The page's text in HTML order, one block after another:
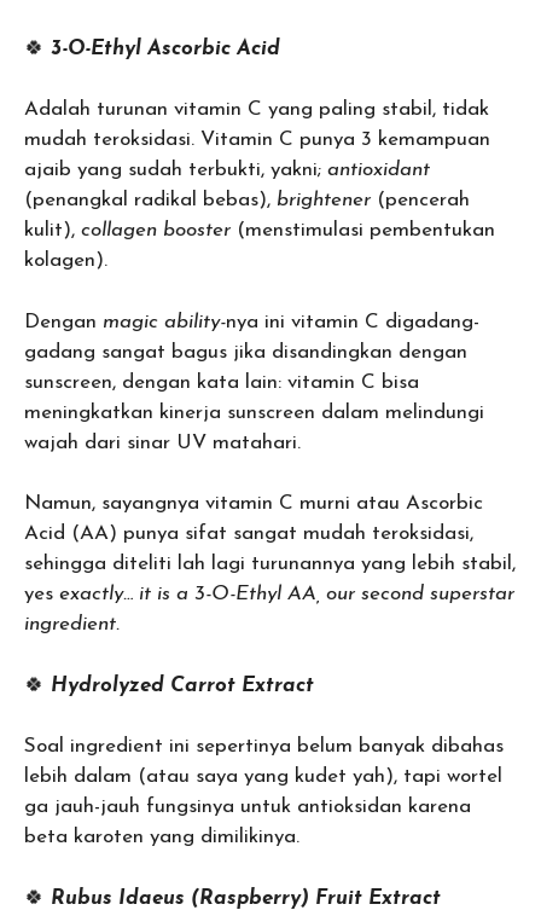
🍀 3-O-Ethyl Ascorbic Acid
Adalah turunan vitamin C yang paling stabil, tidak
mudah teroksidasi. Vitamin C punya 3 kemampuan
ajaib yang sudah terbukti, yakni; antioxidant
(penangkal radikal bebas), brightener (pencerah
kulit), collagen booster (menstimulasi pembentukan
kolagen).
Dengan magic ability-nya ini vitamin C digadang-
gadang sangat bagus jika disandingkan dengan
sunscreen, dengan kata lain: vitamin C bisa
meningkatkan kinerja sunscreen dalam melindungi
wajah dari sinar UV matahari.
Namun, sayangnya vitamin C murni atau Ascorbic
Acid (AA) punya sifat sangat mudah teroksidasi,
sehingga diteliti lah lagi turunannya yang lebih stabil,
yes exactly… it is a 3-O-Ethyl AA, our second superstar
ingredient.
🍀 Hydrolyzed Carrot Extract
Soal ingredient ini sepertinya belum banyak dibahas
lebih dalam (atau saya yang kudet yah), tapi wortel
ga jauh-jauh fungsinya untuk antioksidan karena
beta karoten yang dimilikinya.
🍀 Rubus Idaeus (Raspberry) Fruit Extract